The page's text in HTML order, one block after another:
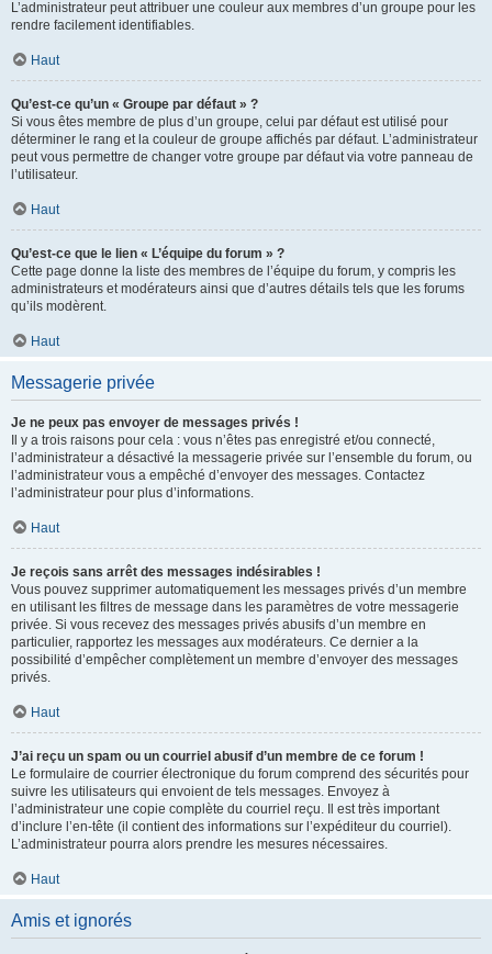
L’administrateur peut attribuer une couleur aux membres d’un groupe pour les
rendre facilement identifiables.
Haut
Qu’est-ce qu’un « Groupe par défaut » ?
Si vous êtes membre de plus d’un groupe, celui par défaut est utilisé pour
déterminer le rang et la couleur de groupe affichés par défaut. L’administrateur
peut vous permettre de changer votre groupe par défaut via votre panneau de
l’utilisateur.
Haut
Qu’est-ce que le lien « L’équipe du forum » ?
Cette page donne la liste des membres de l’équipe du forum, y compris les
administrateurs et modérateurs ainsi que d’autres détails tels que les forums
qu’ils modèrent.
Haut
Messagerie privée
Je ne peux pas envoyer de messages privés !
Il y a trois raisons pour cela : vous n’êtes pas enregistré et/ou connecté,
l’administrateur a désactivé la messagerie privée sur l’ensemble du forum, ou
l’administrateur vous a empêché d’envoyer des messages. Contactez
l’administrateur pour plus d’informations.
Haut
Je reçois sans arrêt des messages indésirables !
Vous pouvez supprimer automatiquement les messages privés d’un membre
en utilisant les filtres de message dans les paramètres de votre messagerie
privée. Si vous recevez des messages privés abusifs d’un membre en
particulier, rapportez les messages aux modérateurs. Ce dernier a la
possibilité d’empêcher complètement un membre d’envoyer des messages
privés.
Haut
J’ai reçu un spam ou un courriel abusif d’un membre de ce forum !
Le formulaire de courrier électronique du forum comprend des sécurités pour
suivre les utilisateurs qui envoient de tels messages. Envoyez à
l’administrateur une copie complète du courriel reçu. Il est très important
d’inclure l’en-tête (il contient des informations sur l’expéditeur du courriel).
L’administrateur pourra alors prendre les mesures nécessaires.
Haut
Amis et ignorés